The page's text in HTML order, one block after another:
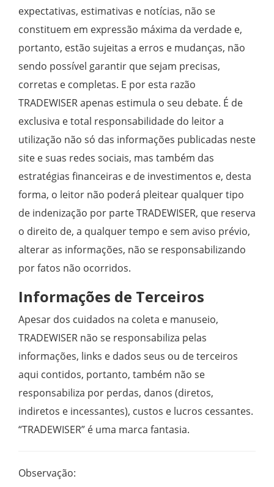
expectativas, estimativas e notícias, não se
constituem em expressão máxima da verdade e,
portanto, estão sujeitas a erros e mudanças, não
sendo possível garantir que sejam precisas,
corretas e completas. E por esta razão
TRADEWISER apenas estimula o seu debate. É de
exclusiva e total responsabilidade do leitor a
utilização não só das informações publicadas neste
site e suas redes sociais, mas também das
estratégias financeiras e de investimentos e, desta
forma, o leitor não poderá pleitear qualquer tipo
de indenização por parte TRADEWISER, que reserva
o direito de, a qualquer tempo e sem aviso prévio,
alterar as informações, não se responsabilizando
por fatos não ocorridos.
Informações de Terceiros
Apesar dos cuidados na coleta e manuseio,
TRADEWISER não se responsabiliza pelas
informações, links e dados seus ou de terceiros
aqui contidos, portanto, também não se
responsabiliza por perdas, danos (diretos,
indiretos e incessantes), custos e lucros cessantes.
“TRADEWISER” é uma marca fantasia.
Observação: